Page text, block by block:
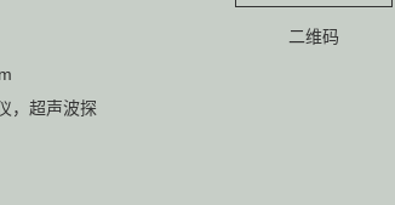
， 超声波探
二维码